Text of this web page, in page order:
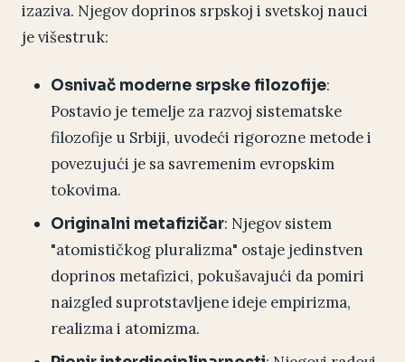
izaziva. Njegov doprinos srpskoj i svetskoj nauci
je višestruk:
Osnivač moderne srpske filozofije:
Postavio je temelje za razvoj sistematske
filozofije u Srbiji, uvodeći rigorozne metode i
povezujući je sa savremenim evropskim
tokovima.
Originalni metafizičar: Njegov sistem
"atomističkog pluralizma" ostaje jedinstven
doprinos metafizici, pokušavajući da pomiri
naizgled suprotstavljene ideje empirizma,
realizma i atomizma.